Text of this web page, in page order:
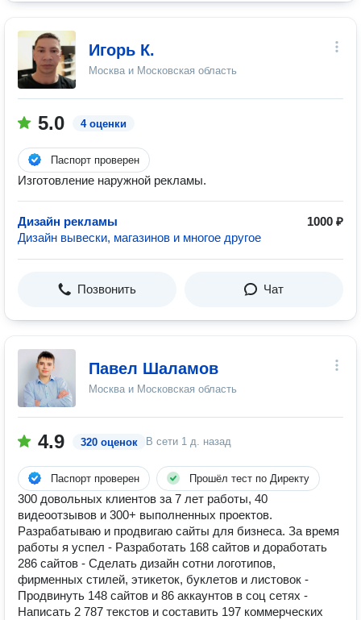
Игорь К.
Москва и Московская область
5.0 4 оценки
Паспорт проверен
Изготовление наружной рекламы.
Дизайн рекламы
1000 ₽
Дизайн вывески, магазинов и многое другое
Позвонить Чат
Павел Шаламов
Москва и Московская область
4.9 320 оценок В сети 1 д. назад
Паспорт проверен Прошёл тест по Директу
300 довольных клиентов за 7 лет работы, 40
видеоотзывов и 300+ выполненных проектов.
Разрабатываю и продвигаю сайты для бизнеса. За время
работы я успел - Разработать 168 сайтов и доработать
286 сайтов - Сделать дизайн сотни логотипов,
фирменных стилей, этикеток, буклетов и листовок -
Продвинуть 148 сайтов и 86 аккаунтов в соц сетях -
Написать 2 787 текстов и составить 197 коммерческих